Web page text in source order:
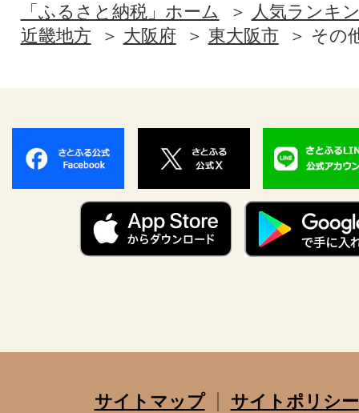
「ふるさと納税」ホーム
人気ランキ
近畿地方
大阪府 東大阪市 その
サイトマップ
サイトポリシー